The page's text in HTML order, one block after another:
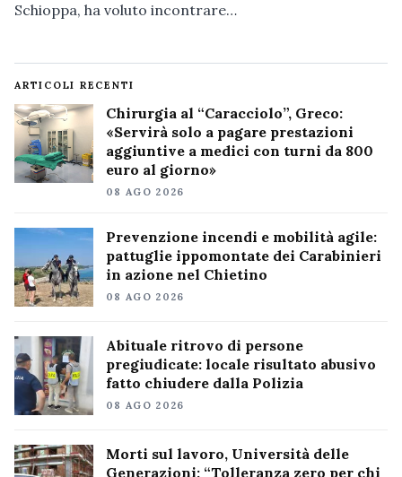
Schioppa, ha voluto incontrare…
ARTICOLI RECENTI
Chirurgia al “Caracciolo”, Greco:
«Servirà solo a pagare prestazioni
aggiuntive a medici con turni da 800
euro al giorno»
08 AGO 2026
Prevenzione incendi e mobilità agile:
pattuglie ippomontate dei Carabinieri
in azione nel Chietino
08 AGO 2026
Abituale ritrovo di persone
pregiudicate: locale risultato abusivo
fatto chiudere dalla Polizia
08 AGO 2026
Morti sul lavoro, Università delle
Generazioni: “Tolleranza zero per chi